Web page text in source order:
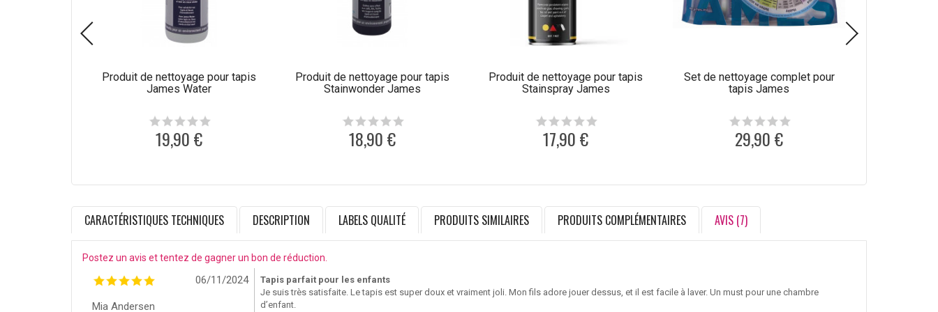
Produit de nettoyage pour tapis
James Water
19,90 €
Produit de nettoyage pour tapis
Stainwonder James
18,90 €
Produit de nettoyage pour tapis
Stainspray James
17,90 €
Set de nettoyage complet pour
tapis James
29,90 €
CARACTÉRISTIQUES TECHNIQUES DESCRIPTION LABELS QUALITÉ PRODUITS SIMILAIRES PRODUITS COMPLÉMENTAIRES AVIS (7)
Postez un avis et tentez de gagner un bon de réduction.
06/11/2024
Mia Andersen
Tapis parfait pour les enfants
Je suis très satisfaite. Le tapis est super doux et vraiment joli. Mon fils adore jouer dessus, et il est facile à laver. Un must pour une chambre
d’enfant.